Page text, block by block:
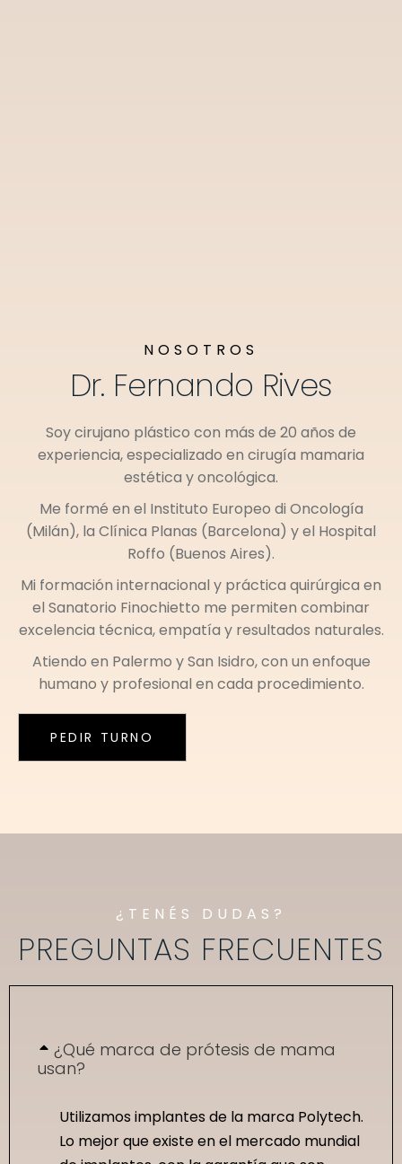
NOSOTROS
Dr. Fernando Rives
Soy cirujano plástico con más de 20 años de
experiencia, especializado en cirugía mamaria
estética y oncológica.
Me formé en el Instituto Europeo di Oncología
(Milán), la Clínica Planas (Barcelona) y el Hospital
Roffo (Buenos Aires).
Mi formación internacional y práctica quirúrgica en
el Sanatorio Finochietto me permiten combinar
excelencia técnica, empatía y resultados naturales.
Atiendo en Palermo ySan Isidro, con un enfoque
humano y profesional en cada procedimiento.
PEDIR TURNO
¿TENÉS DUDAS?
PREGUNTAS FRECUENTES
¿Qué marca de prótesis de mama
usan?
Utilizamos implantes de la marca Polytech.
Lo mejor que existe en el mercado mundial